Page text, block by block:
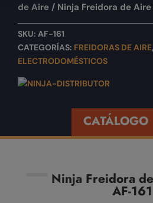
de Aire / Ninja Freidora de Aire
SKU: AF-161
CATEGORÍAS: FREIDORAS DE AIRE,
ELECTRODOMÉSTICOS
CATÁLOGO
Ninja Freidora
AF-161